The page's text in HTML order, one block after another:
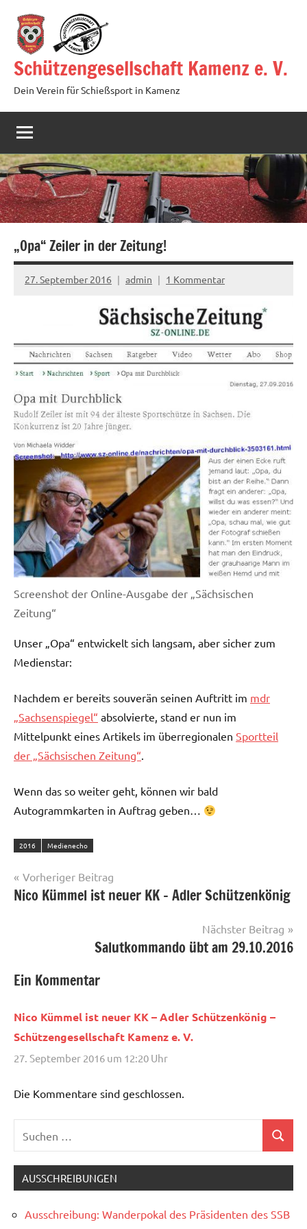
Inhalt
springen
Schützengesellschaft Kamenz e. V.
Dein Verein für Schießsport in Kamenz
„Opa“ Zeiler in der Zeitung!
27. September 2016 admin 1 Kommentar
Screenshot der Online-Ausgabe der „Sächsischen
Zeitung“
Unser „Opa“ entwickelt sich langsam, aber sicher zum
Medienstar:
Nachdem er bereits souverän seinen Auftritt im mdr
„Sachsenspiegel“ absolvierte, stand er nun im
Mittelpunkt eines Artikels im überregionalen Sportteil
der „Sächsischen Zeitung“.
Wenn das so weiter geht, können wir bald
Autogrammkarten in Auftrag geben…
2016 Medienecho
Beitragsnavigation
Vorheriger Beitrag
Nico Kümmel ist neuer KK – Adler Schützenkönig
Nächster Beitrag
Salutkommando übt am 29.10.2016
Ein Kommentar
Nico Kümmel ist neuer KK – Adler Schützenkönig –
Schützengesellschaft Kamenz e. V.
27. September 2016 um 12:20 Uhr
Die Kommentare sind geschlossen.
nach:
Suchen
AUSSCHREIBUNGEN
Ausschreibung: Wanderpokal des Präsidenten des SSB